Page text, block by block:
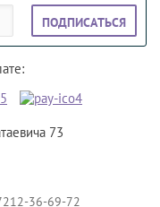
ПОДПИСАТЬСЯ
73
36-69-72